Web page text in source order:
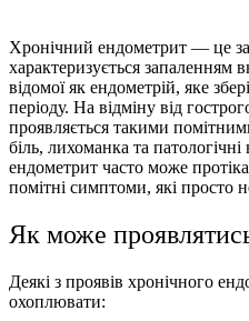
Хронічний ендометрит — це
характеризується запаленням
відомої як ендометрій, яке
періоду. На відміну від
проявляється такими
біль, лихоманка та
ендометрит часто може
помітні симптоми, які просто
Як може
Деякі з проявів хронічного
охоплювати: